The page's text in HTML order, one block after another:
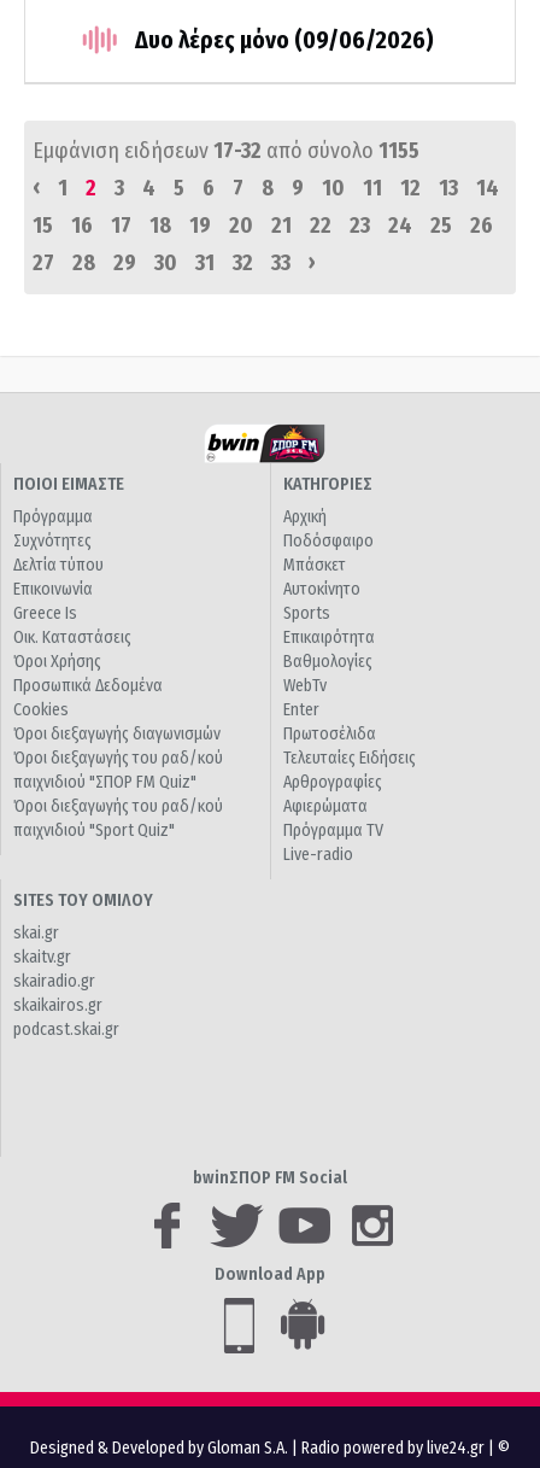
Δυο λέρες μόνο (09/06/2026)
Εμφάνιση ειδήσεων17-32 από σύνολο 1155
‹
1 2 3 4 5 6 7 8 9 10 11 12 13
14
15
16 17 18 19 20 21 22 23 24 25
26
27
28 29 30 31 32 33 ›
ΠΟΙΟΙ ΕΙΜΑΣΤΕ
Πρόγραμμα
Συχνότητες
Δελτία τύπου
Επικοινωνία
Greece Is
Οικ. Καταστάσεις
Όροι Χρήσης
Προσωπικά Δεδομένα
Cookies
Όροι διεξαγωγής διαγωνισμών
Όροι διεξαγωγής του ραδ/κού
παιχνιδιού "ΣΠΟΡ FM Quiz"
Όροι διεξαγωγής του ραδ/κού
παιχνιδιού "Sport Quiz"
ΚΑΤΗΓΟΡΙΕΣ
Αρχική
Ποδόσφαιρο
Μπάσκετ
Αυτοκίνητο
Sports
Επικαιρότητα
Βαθμολογίες
WebTv
Enter
Πρωτοσέλιδα
Τελευταίες Ειδήσεις
Αρθρογραφίες
Αφιερώματα
Πρόγραμμα TV
Live-radio
SITES ΤΟΥ ΟΜΙΛΟΥ
skai.gr
skaitv.gr
skairadio.gr
skaikairos.gr
podcast.skai.gr
bwinΣΠΟΡ FM Social
Download App
Designed & Developed by Gloman S.A. Radio powered by live24.gr | ©